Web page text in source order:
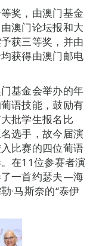
奖，由澳门基金
澳门论坛报和大
获三等奖，并由
获得由澳门邮电
基金会举办的年
语技能，鼓励有
批学生报名比
选手，故今届演
比赛的四位葡语
在11位参赛者演
一首约瑟夫—海
·马斯奈的“泰伊